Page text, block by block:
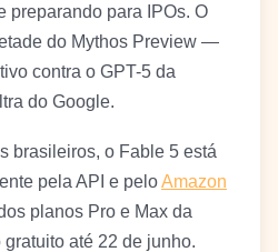
preparando para IPOs. O
do Mythos Preview —
contra o GPT-5 da
do Google.
brasileiros, o Fable 5 está
pela API e peloAmazon
planos Pro e Max da
até 22 de junho.